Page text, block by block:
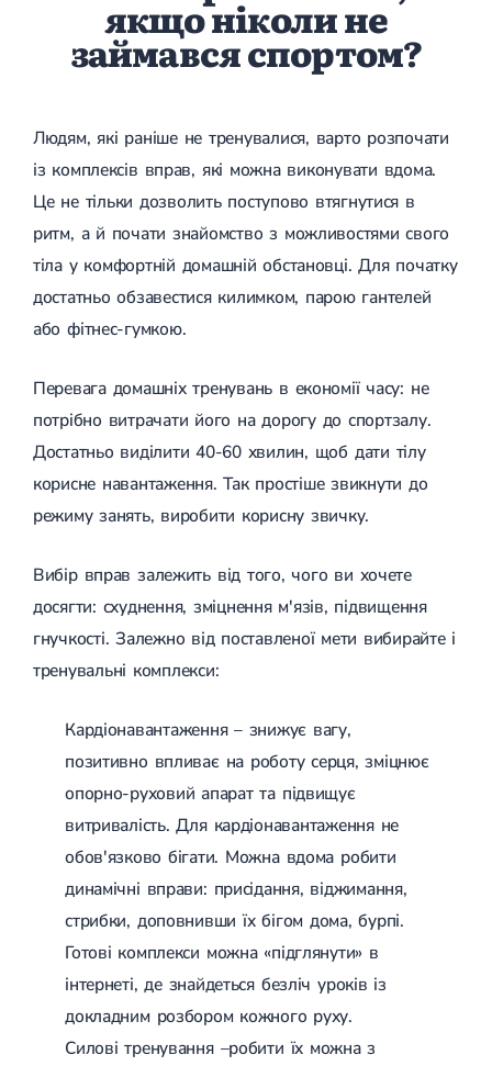
Синусова аритмія
Миготлива аритмія
Вазоспастична стенокардія
Кардіологія клімактеричного періоду
Кардіологія при веденні вагітності
Симптоматична артеріальна гіпертензія
Жовчнокам'яна хвороба (ЖКХ)
Лікування жовчнокам'яної хвороби
Камені у жовчному міхурі
Панкреатит
Хронічний панкреатит
Холецистит
Калькульозний холецистит
Гострий холецистит
Безкам'яний холецистит
Гострі респіраторні захворювання (ГРЗ)
Бронхіт
Обструктивний бронхіт
Гострий бронхіт
Бронхіт у дорослих
ГРВІ у дорослих
Аденовірусна інфекція
Терапевтична допомога при вагітності
Ортопедія і травматологія
Асептичний некроз головки стегнової кістки
Асептичний некроз таранної кістки
Блокування суглоба
Епікондиліт
Нестабільність суглоба
Переломи
Лікування переломів ключиці
Лікування переломів плеча
якщо ніколи не
займався спортом?
Людям, які раніше не тренувалися, варто розпочати
із комплексів вправ, які можна виконувати вдома.
Це не тільки дозволить поступово втягнутися в
ритм, а й почати знайомство з можливостями свого
тіла у комфортній домашній обстановці. Для початку
достатньо обзавестися килимком, парою гантелей
або фітнес-гумкою.
Перевага домашніх тренувань в економії часу: не
потрібно витрачати його на дорогу до спортзалу.
Достатньо виділити 40-60 хвилин, щоб дати тілу
корисне навантаження. Так простіше звикнути до
режиму занять, виробити корисну звичку.
Вибір вправ залежить від того, чого ви хочете
досягти: схуднення, зміцнення м'язів, підвищення
гнучкості. Залежно від поставленої мети вибирайте і
тренувальні комплекси:
Кардіонавантаження – знижує вагу,
позитивно впливає на роботу серця, зміцнює
опорно-руховий апарат та підвищує
витривалість. Для кардіонавантаження не
обов'язково бігати. Можна вдома робити
динамічні вправи: присідання, віджимання,
стрибки, доповнивши їх бігом дома, бурпі.
Готові комплекси можна «підглянути» в
інтернеті, де знайдеться безліч уроків із
докладним розбором кожного руху.
Силові тренування –робити їх можна з